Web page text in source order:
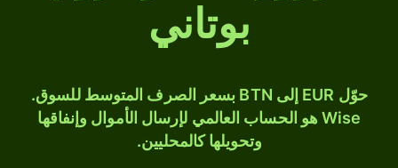
بوتاني
حوّل EUR إلى BTN بسعر الصرف المتوسط للسوق.
Wise هو الحساب العالمي لإرسال الأموال وإنفاقها
وتحويلها كالمحليين.